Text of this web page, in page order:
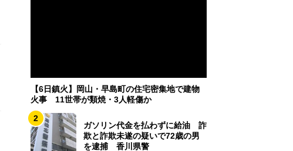
【6日鎮火】岡山・早島町の住宅密集地で建物
火事 11世帯が類焼・3人軽傷か
2
ガソリン代金を払わずに給油 詐
欺と詐欺未遂の疑いで72歳の男
を逮捕 香川県警